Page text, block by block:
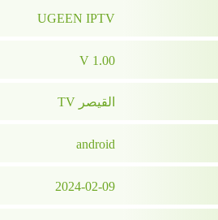
UGEEN IPTV
1.00 V
القيصر TV
android
2024-02-09